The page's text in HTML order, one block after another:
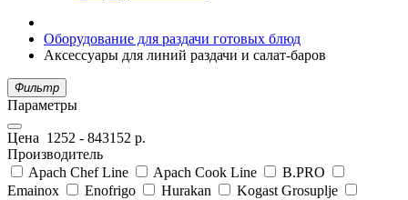
Оборудование для раздачи готовых блюд
Аксессуары для линий раздачи и салат-баров
Фильтр
Параметры
Цена 1252 - 843152 р.
Производитель
Apach Chef Line
Apach Cook Line
B.PRO
Emainox
Enofrigo Hurakan
Kogast Grosuplje